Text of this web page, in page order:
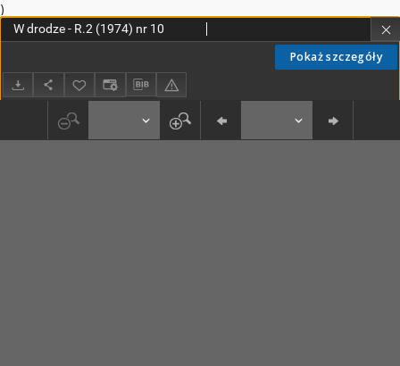
)
Pokaż szczegóły
W drodze - R.2 (1974) nr 10